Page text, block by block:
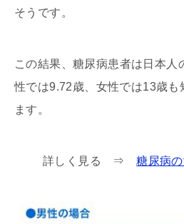
そうです。
この結果、糖尿病患者は日本人
性では9.72歳、女性では13歳も
ます。
詳しく見る ⇒糖尿病